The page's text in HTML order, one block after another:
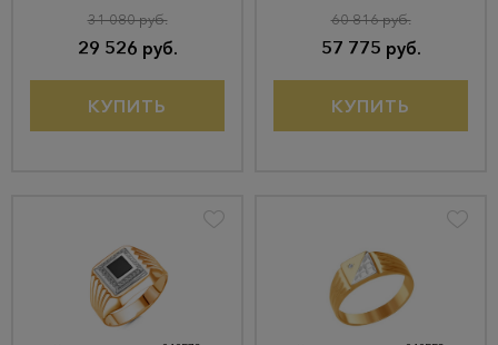
29 526 руб.
31 080 руб.
КУПИТЬ
57 775 руб.
60 816 руб.
КУПИТЬ